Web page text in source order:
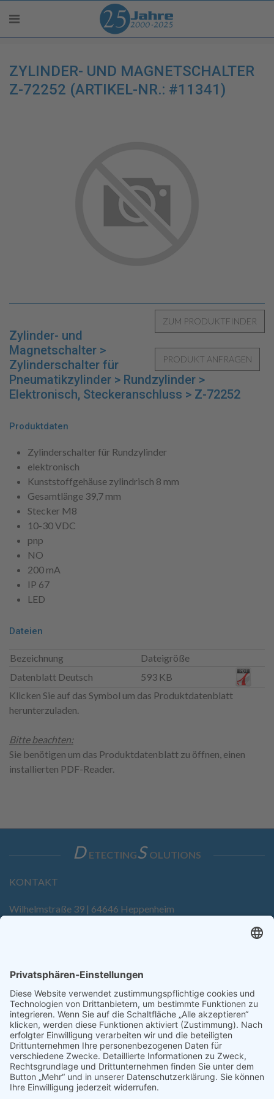
ZYLINDER- UND MAGNETSCHALTER
Z-72252 (ARTIKEL-NR.: #11341)
Zylinder- und
Magnetschalter >
Zylinderschalter für
Pneumatikzylinder > Rundzylinder >
Elektronisch, Steckeranschluss > Z-72252
Produktdaten
Zylinderschalter für Rundzylinder
elektronisch
Kunststoffgehäuse zylindrisch 8 mm
Gesamtlänge 39,7 mm
Stecker M8
10-30 VDC
pnp
NO
200 mA
IP 67
LED
Dateien
Bezeichnung
Dateigröße
Datenblatt Deutsch
593 KB
Klicken Sie auf das Symbol um das Produktdatenblatt
herunterzuladen.
Bitte beachten:
Sie benötigen um das Produktdatenblatt zu öffnen, einen
installierten PDF-Reader.
D ETECTINGS OLUTIONS
KONTAKT
Wilhelmstraße 39 | 64646 Heppenheim
SERVICE
Anfrage
Direkt-Bestellung
KONTAKTFORMULAR